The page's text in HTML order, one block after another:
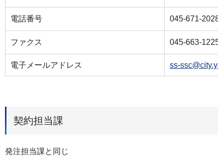
電話番号 045-671-2028
ファクス 045-663-1225
電子メールアドレス ss-
契約担当課
発注担当課と同じ